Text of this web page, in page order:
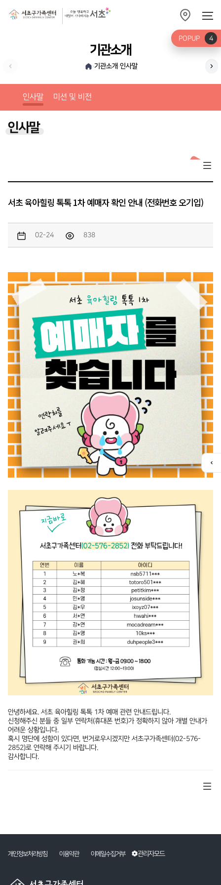
기관소개
›기관소개 ›인사말 미
인사말 미션 및 비전
인사말
서초 육아힐링 톡톡 1차 예매자 확인 안내 (전화번호 오기입)
02-24 838
안녕하세요. 서초 육아힐링 톡톡 1차 예매 관련 안내드립니다.
신청해주신 분들 중 일부 연락처(휴대폰 번호)가 정확하지 않아 개별 안내가
어려운 상황입니다.
혹시 명단에 성함이 있다면, 번거로우시겠지만 서초구가족센터(02-576-
2852)로 연락해 주시기 바랍니다.
감사합니다.
개인정보처리방침 이용약관 이메일수집거부 관리자모드
퀵
메
POPUP 4